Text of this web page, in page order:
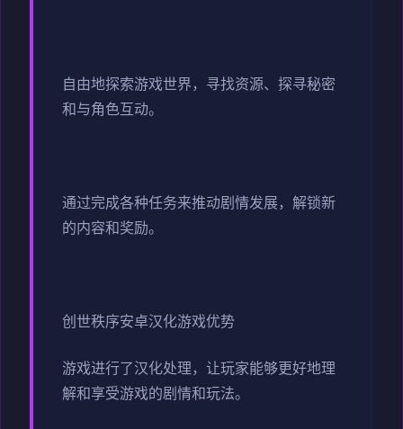
自由地探索游戏世界，寻找资源、探寻秘密
和与角色互动。
通过完成各种任务来推动剧情发展，解锁新
的内容和奖励。
创世秩序安卓汉化游戏优势
游戏进行了汉化处理，让玩家能够更好地理
解和享受游戏的剧情和玩法。